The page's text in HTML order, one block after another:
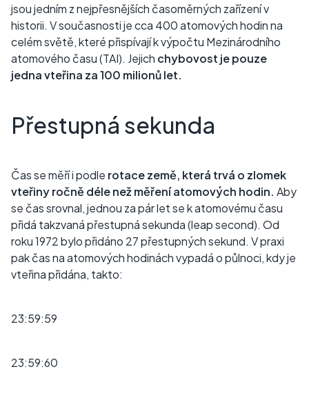
jsou jedním z nejpřesnějších časoměrných zařízení v
historii. V současnosti je cca 400 atomových hodin na
celém světě, které přispívají k výpočtu Mezinárodního
atomového času (TAI). Jejich chybovost je pouze
jedna vteřina za 100 milionů let.
Přestupná sekunda
Čas se měří i podle rotace země, která trvá o zlomek
vteřiny ročně déle než měření atomových hodin. Aby
se čas srovnal, jednou za pár let se k atomovému času
přidá takzvaná přestupná sekunda (leap second). Od
roku 1972 bylo přidáno 27 přestupných sekund. V praxi
pak čas na atomových hodinách vypadá o půlnoci, kdy je
vteřina přidána, takto:
23:59:59
23:59:60